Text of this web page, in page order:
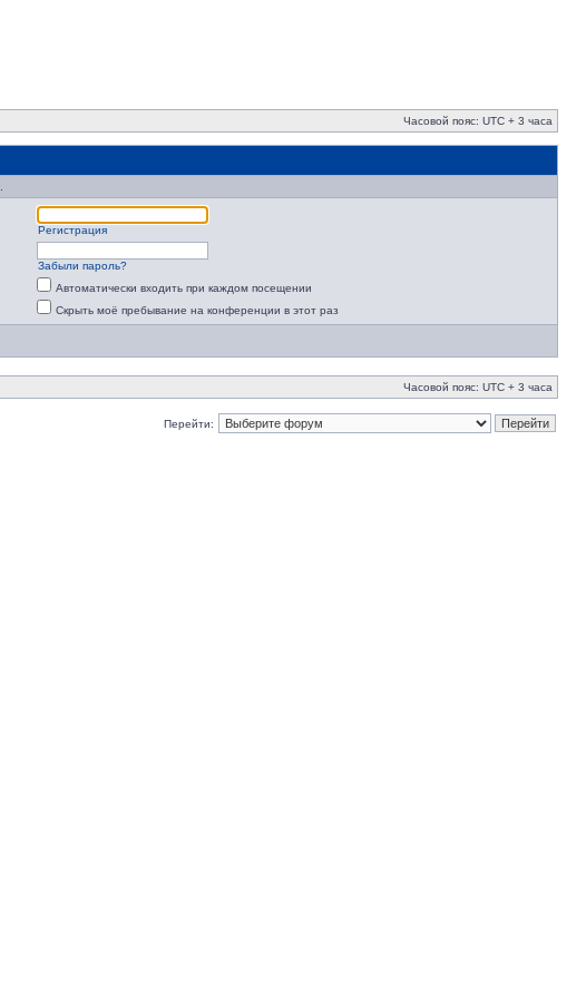
Часовой пояс: UTC + 3 часа
Регистрация
Забыли пароль?
Автоматически входить при каждом посещении
Скрыть моё пребывание на конференции в этот раз
Часовой пояс: UTC + 3 часа
Перейти: